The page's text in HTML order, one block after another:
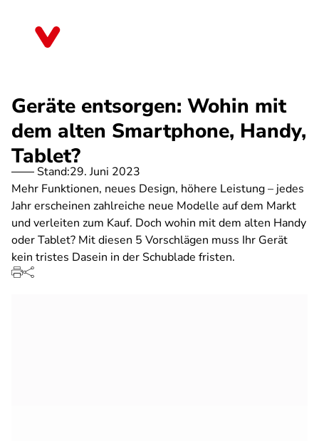
Geräte entsorgen: Wohin mit
dem alten Smartphone, Handy,
Tablet?
Stand:29. Juni 2023
Mehr Funktionen, neues Design, höhere Leistung – jedes
Jahr erscheinen zahlreiche neue Modelle auf dem Markt
und verleiten zum Kauf. Doch wohin mit dem alten Handy
oder Tablet? Mit diesen 5 Vorschlägen muss Ihr Gerät
kein tristes Dasein in der Schublade fristen.